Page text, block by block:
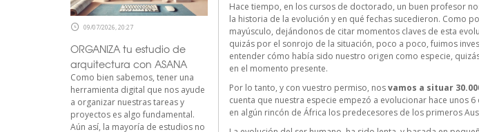
Hace tiempo, en los cursos de doctorado, un buen profesor
la historia de la evolución y en qué fechas sucedieron. Como
mayúsculo, dejándonos de citar momentos claves de esta
quizás por el sonrojo de la situación, poco a poco, fuimos
entender cómo había sido nuestro origen como especie,
en el momento presente.
Por lo tanto, y con vuestro permiso, nosvamos a situar
cuenta que nuestra especie empezó a evolucionar hace unos
en algún rincón de África los predecesores de los primeros
09/07/2026, 20:27
ORGANIZA tu estudio de
arquitectura con ASANA
Como bien sabemos, tener una
herramienta digital que nos ayude
a organizar nuestras tareas y
proyectos es algo fundamental.
Aún así, la mayoría de estudios no